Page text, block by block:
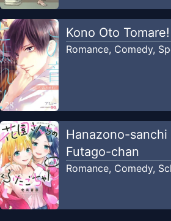
Kono Oto Tomare!
Romance, Comedy,
Hanazono-sanchi
Futago-chan
Romance, Comedy,